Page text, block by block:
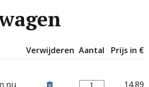
Verwijderen Aantal Prijs in €
nu 14,89